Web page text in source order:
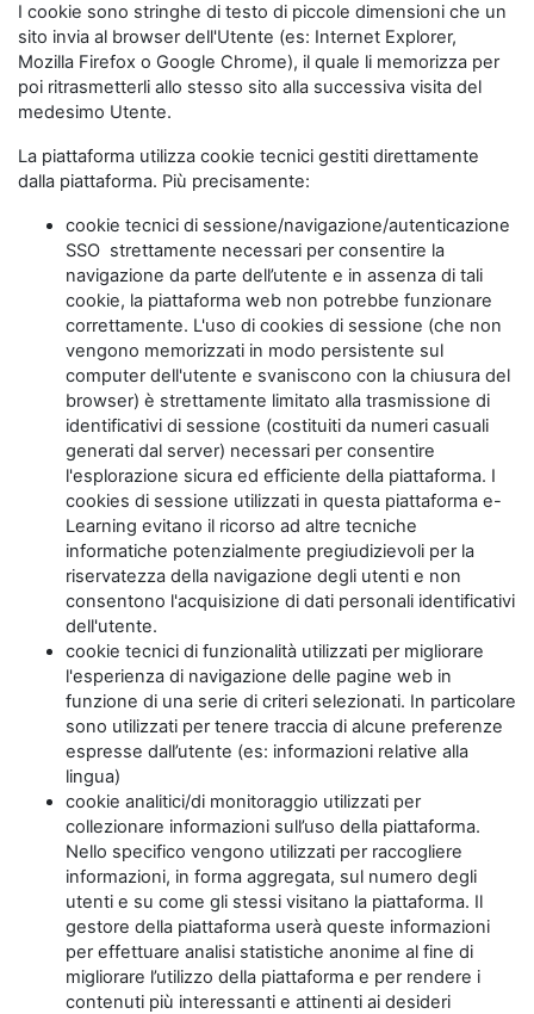
I cookie sono stringhe di testo di piccole dimensioni che un
sito invia al browser dell'Utente (es: Internet Explorer,
Mozilla Firefox o Google Chrome), il quale li memorizza per
poi ritrasmetterli allo stesso sito alla successiva visita del
medesimo Utente.
La piattaforma utilizza cookie tecnici gestiti direttamente
dalla piattaforma. Più precisamente:
cookie tecnici di sessione/navigazione/autenticazione
SSO strettamente necessari per consentire la
navigazione da parte dell’utente e in assenza di tali
cookie, la piattaforma web non potrebbe funzionare
correttamente. L'uso di cookies di sessione (che non
vengono memorizzati in modo persistente sul
computer dell'utente e svaniscono con la chiusura del
browser) è strettamente limitato alla trasmissione di
identificativi di sessione (costituiti da numeri casuali
generati dal server) necessari per consentire
l'esplorazione sicura ed efficiente della piattaforma. I
cookies di sessione utilizzati in questa piattaforma e-
Learning evitano il ricorso ad altre tecniche
informatiche potenzialmente pregiudizievoli per la
riservatezza della navigazione degli utenti e non
consentono l'acquisizione di dati personali identificativi
dell'utente.
cookie tecnici di funzionalità utilizzati per migliorare
l'esperienza di navigazione delle pagine web in
funzione di una serie di criteri selezionati. In particolare
sono utilizzati per tenere traccia di alcune preferenze
espresse dall’utente (es: informazioni relative alla
lingua)
cookie analitici/di monitoraggio utilizzati per
collezionare informazioni sull’uso della piattaforma.
Nello specifico vengono utilizzati per raccogliere
informazioni, in forma aggregata, sul numero degli
utenti e su come gli stessi visitano la piattaforma. Il
gestore della piattaforma userà queste informazioni
per effettuare analisi statistiche anonime al fine di
migliorare l’utilizzo della piattaforma e per rendere i
contenuti più interessanti e attinenti ai desideri